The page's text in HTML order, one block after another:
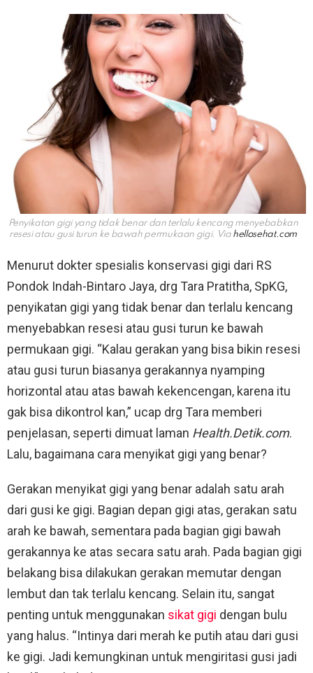
Penyikatan gigi yang tidak benar dan terlalu kencang menyebabkan
resesi atau gusi turun ke bawah permukaan gigi. Via hellosehat.com
Menurut dokter spesialis konservasi gigi dari RS
Pondok Indah-Bintaro Jaya, drg Tara Pratitha, SpKG,
penyikatan gigi yang tidak benar dan terlalu kencang
menyebabkan resesi atau gusi turun ke bawah
permukaan gigi. “Kalau gerakan yang bisa bikin resesi
atau gusi turun biasanya gerakannya nyamping
horizontal atau atas bawah kekencengan, karena itu
gak bisa dikontrol kan,” ucap drg Tara memberi
penjelasan, seperti dimuat laman Health.Detik.com.
Lalu, bagaimana cara menyikat gigi yang benar?
Gerakan menyikat gigi yang benar adalah satu arah
dari gusi ke gigi. Bagian depan gigi atas, gerakan satu
arah ke bawah, sementara pada bagian gigi bawah
gerakannya ke atas secara satu arah. Pada bagian gigi
belakang bisa dilakukan gerakan memutar dengan
lembut dan tak terlalu kencang. Selain itu, sangat
penting untuk menggunakan sikat gigi dengan bulu
yang halus. “Intinya dari merah ke putih atau dari gusi
ke gigi. Jadi kemungkinan untuk mengiritasi gusi jadi